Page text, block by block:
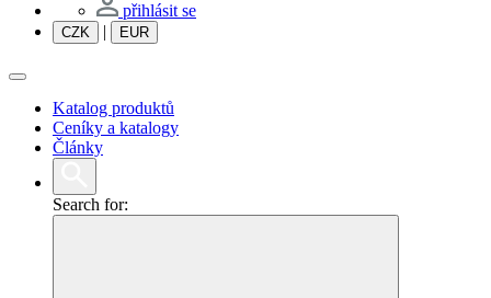
přihlásit se
CZK | EUR
Katalog produktů
Ceníky a katalogy
Články
Search for: